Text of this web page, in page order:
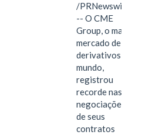
/PRNewswire/
-- O CME
Group, o maior
mercado de
derivativos do
mundo,
registrou
recorde nas
negociações
de seus
contratos